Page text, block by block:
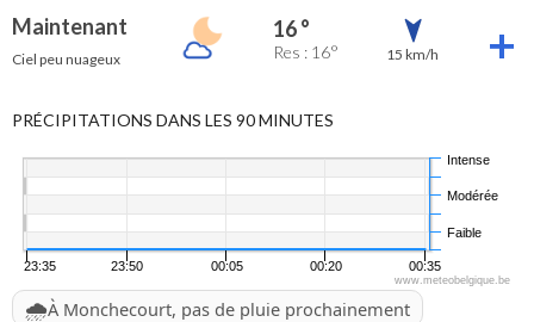
Maintenant
Ciel peu nuageux
16 °
Res : 16° 15 km/h
PRÉCIPITATIONS DANS LES 90 MINUTES
23:35 23:50 00:05 00:20 00:35
Faible
Modérée
Intense
www.meteobelgique.be
🌧️À Monchecourt, pas de pluie prochainement